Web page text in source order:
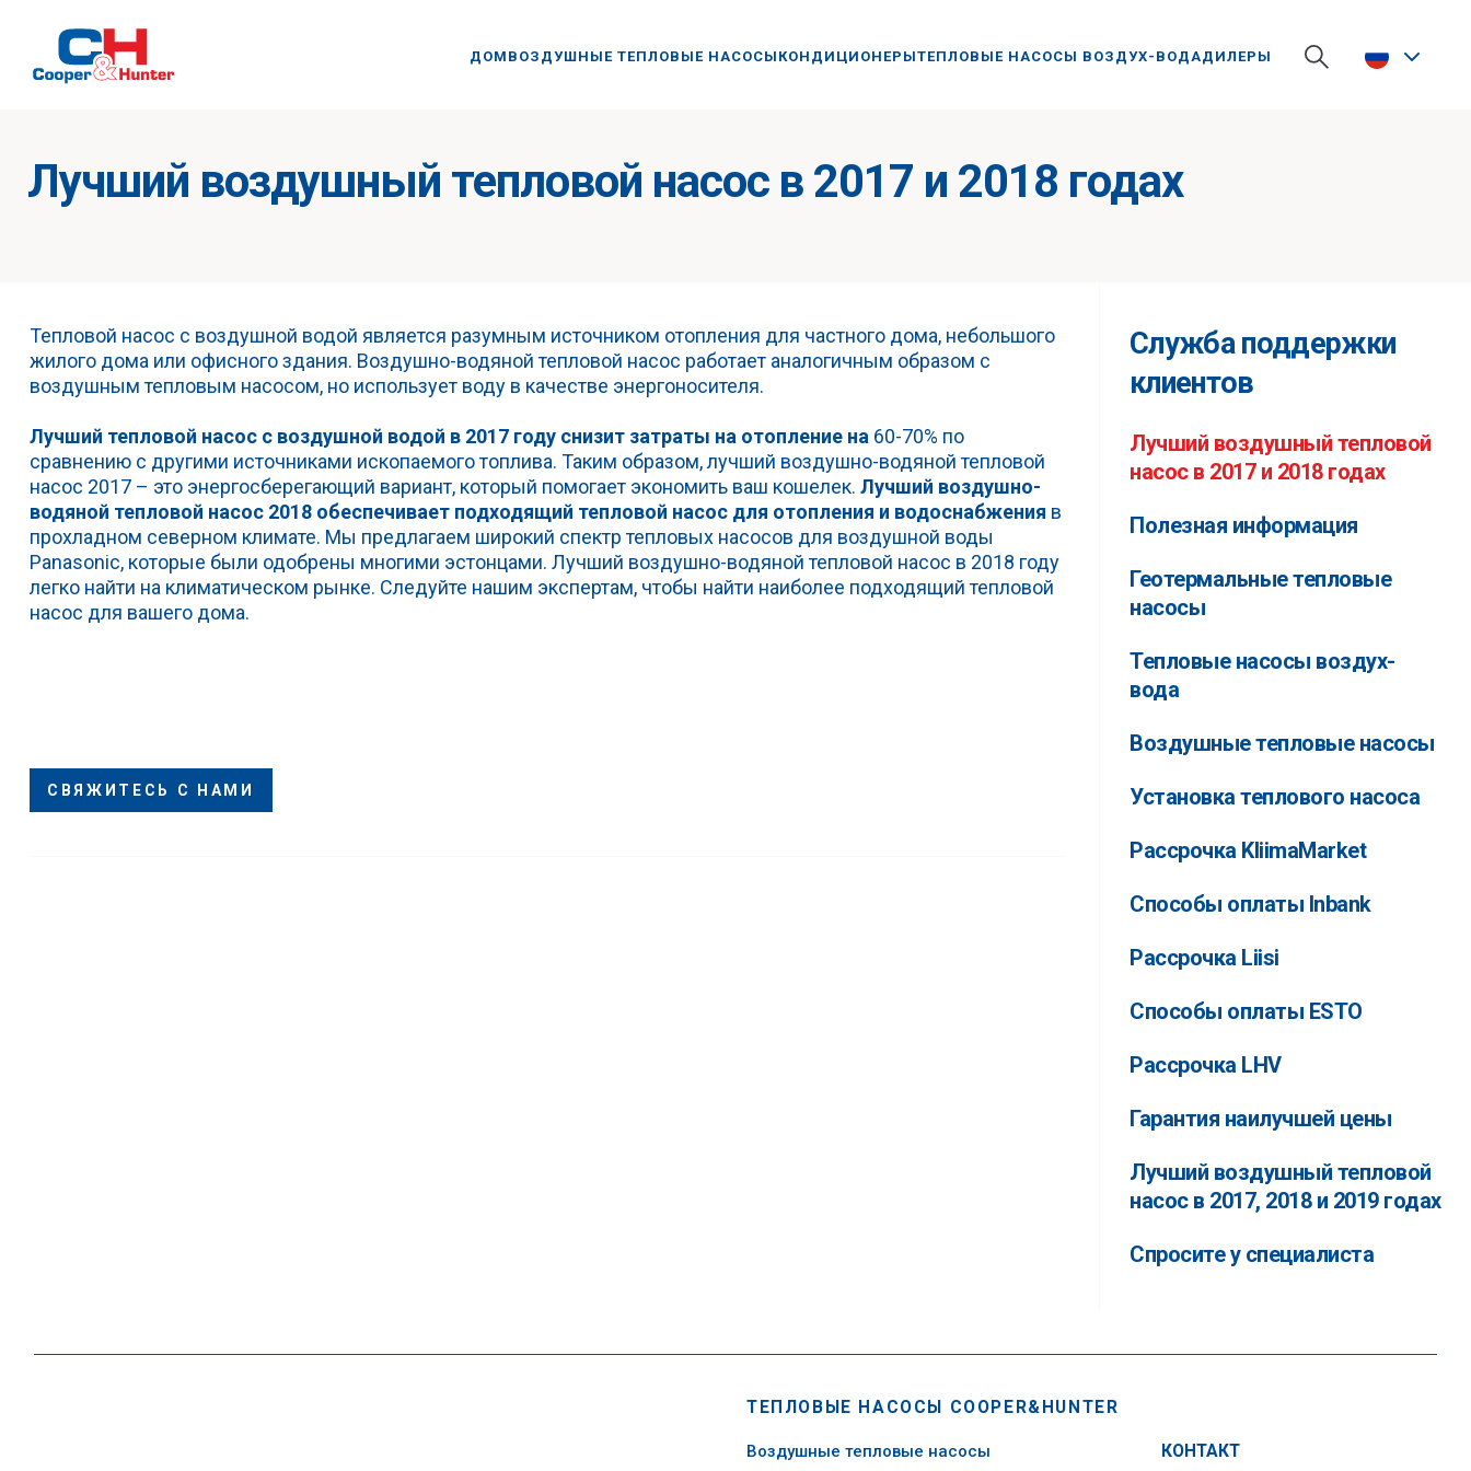
ДОМ ВОЗДУШНЫЕ ТЕПЛОВЫЕ НАСОСЫ КОНДИЦИОНЕРЫТЕПЛОВЫЕ НАСОСЫ ВОЗДУХ-ВОДАДИЛЕРЫ
Лучший воздушный тепловой насос в 2017 и 2018 годах
Тепловой насос с воздушной водой является разумным источником отопления для частного дома, небольшого
жилого дома или офисного здания. Воздушно-водяной тепловой насос работает аналогичным образом с
воздушным тепловым насосом, но использует воду в качестве энергоносителя.
Лучший тепловой насос с воздушной водой в 2017 году снизит затраты на отопление на 60-70% по
сравнению с другими источниками ископаемого топлива. Таким образом, лучший воздушно-водяной тепловой
насос 2017 – это энергосберегающий вариант, который помогает экономить ваш кошелек. Лучший воздушно-
водяной тепловой насос 2018 обеспечивает подходящий тепловой насос для отопления и водоснабжения в
прохладном северном климате. Мы предлагаем широкий спектр тепловых насосов для воздушной воды
Panasonic, которые были одобрены многими эстонцами. Лучший воздушно-водяной тепловой насос в 2018 году
легко найти на климатическом рынке. Следуйте нашим экспертам, чтобы найти наиболее подходящий тепловой
насос для вашего дома.
СВЯЖИТЕСЬ С НАМИ
Служба поддержки
клиентов
Лучший воздушный тепловой
насос в 2017 и 2018 годах
Полезная информация
Геотермальные тепловые
насосы
Тепловые насосы воздух-
вода
Воздушные тепловые насосы
Установка теплового насоса
Рассрочка KliimaMarket
Способы оплаты Inbank
Рассрочка Liisi
Способы оплаты ESTO
Рассрочка LHV
Гарантия наилучшей цены
Лучший воздушный тепловой
насос в 2017, 2018 и 2019 годах
Спросите у специалиста
ТЕПЛОВЫЕ НАСОСЫ COOPER&HUNTER
Воздушные тепловые насосы
КОНТАКТ